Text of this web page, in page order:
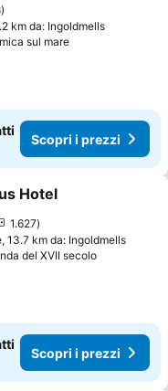
km da: Ingoldmells
sul mare
Scopri i prezzi
ai preferiti
Hotel
1.627
13.7 km da: Ingoldmells
del XVII secolo
Scopri i prezzi